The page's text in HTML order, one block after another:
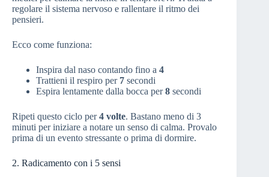
regolare il sistema nervoso e rallentare il ritmo dei
pensieri.
Ecco come funziona:
Inspira dal naso contando fino a 4
Trattieni il respiro per 7 secondi
Espira lentamente dalla bocca per8 secondi
Ripeti questo ciclo per4 volte. Bastano meno di 3
minuti per iniziare a notare un senso di calma. Provalo
prima di un evento stressante o prima di dormire.
2. Radicamento con i 5 sensi